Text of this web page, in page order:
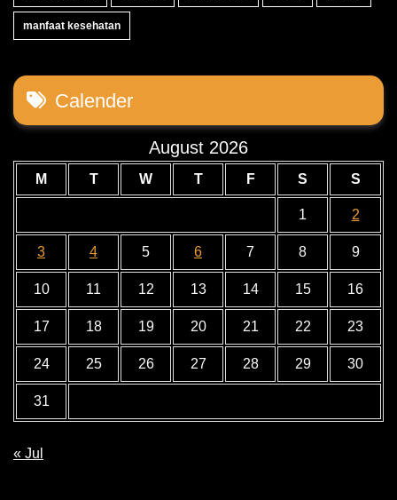
manfaat kesehatan
Calender
August 2026
M T W T F S S
1 2
3 4 5 6 7 8 9
10 11 12 13 14 15 16
17 18 19 20 21 22 23
24 25 26 27 28 29 30
31
« Jul